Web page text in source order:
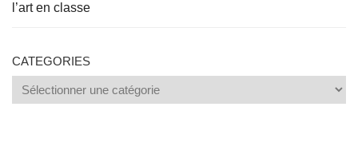
l’art en classe
CATEGORIES
Categories